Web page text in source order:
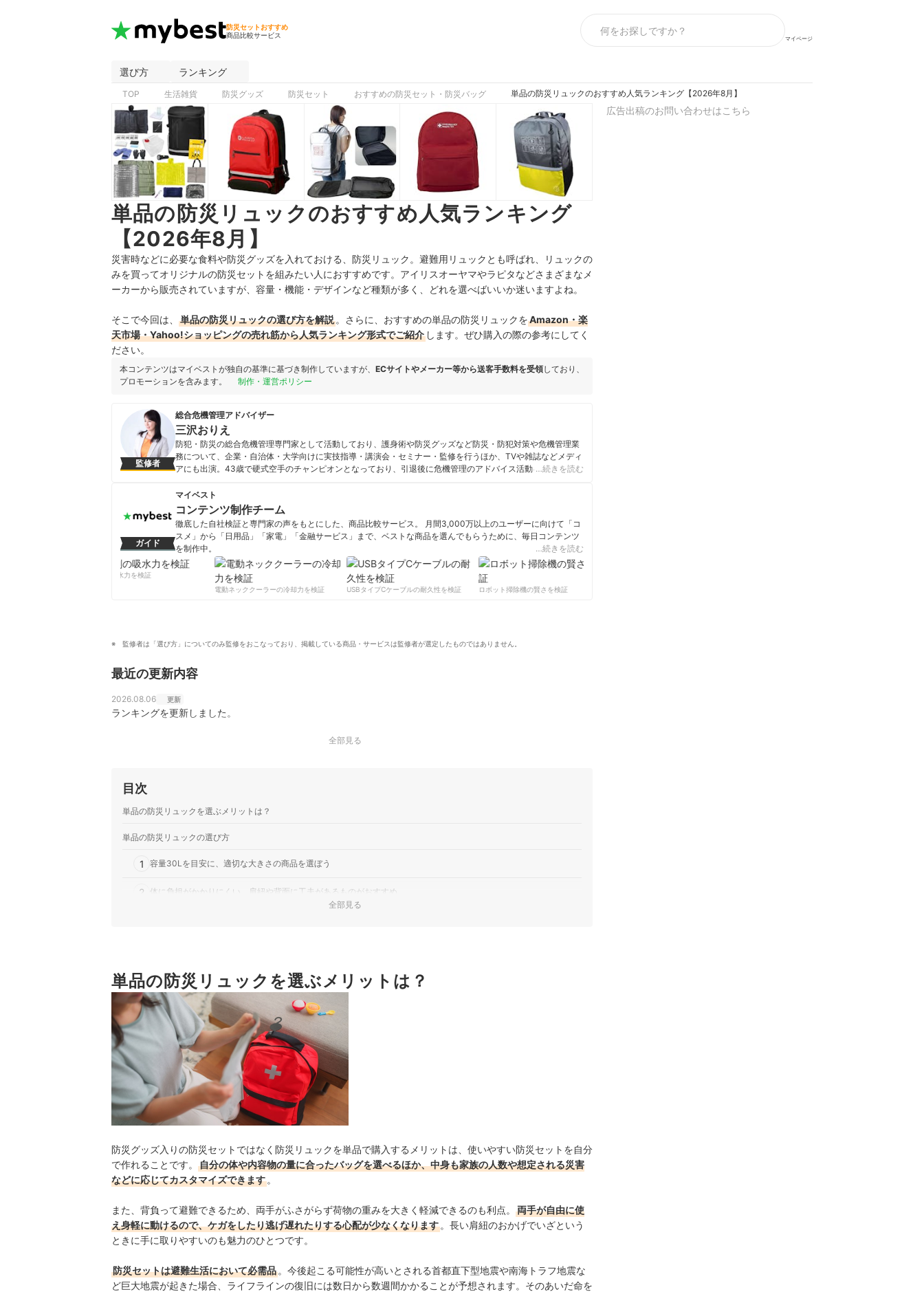
防災セットおすすめ
商品比較サービス
マイページ
選び方 ランキング
TOP 生活雑貨 防災グッズ 防災セット おすすめの防災セット・防災バッグ 単品の防災リュックのおすすめ人気ランキング【2026年8月】
単品の防災リュックのおすすめ人気ランキング
【2026年8月】
災害時などに必要な食料や防災グッズを入れておける、防災リュック。避難用リュックとも呼ばれ、リュックの
みを買ってオリジナルの防災セットを組みたい人におすすめです。アイリスオーヤマやラピタなどさまざまなメ
ーカーから販売されていますが、容量・機能・デザインなど種類が多く、どれを選べばいいか迷いますよね。
そこで今回は、 単品の防災リュックの選び方を解説 。さらに、おすすめの単品の防災リュックをAmazon・楽
天市場・Yahoo!ショッピングの売れ筋から人気ランキング形式でご紹介 します。ぜひ購入の際の参考にしてく
ださい。
本コンテンツはマイベストが独自の基準に基づき制作していますが、 ECサイトやメーカー等から送客手数料を受領しており、
プロモーションを含みます。
制作・運営ポリシー
監修者
総合危機管理アドバイザー
三沢おりえ
防犯・防災の総合危機管理専門家として活動しており、護身術や防災グッズなど防災・防犯対策や危機管理業
務について、企業・自治体・大学向けに実技指導・講演会・セミナー・監修を行うほか、TVや雑誌などメディ
アにも出演。43歳で硬式空手のチャンピオンとなっており、引退後に危機管理のアドバイス活動を開始。防
三沢おりえのプロフィール
…続きを読む
ガイド
マイベスト
コンテンツ制作チーム
徹底した自社検証と専門家の声をもとにした、商品比較サービス。 月間3,000万以上のユーザーに向けて「コ
スメ」から「日用品」「家電」「金融サービス」まで、ベストな商品を選んでもらうために、毎日コンテンツ
を制作中。
コンテンツ制作チームのプロフィール
…続きを読む
柔軟剤の吸水力を検証
電動ネッククーラーの冷却力を検証
USBタイプCケーブルの耐久性を検証 ロボット掃除機の賢さを検証
監修者は「選び方」についてのみ監修をおこなっており、掲載している商品・サービスは監修者が選定したものではありません。
最近の更新内容
2026.08.06 更新
ランキングを更新しました。
全部見る
目次
単品の防災リュックを選ぶメリットは？
単品の防災リュックの選び方
1 容量30Lを目安に、適切な大きさの商品を選ぼう
2 体に負担がかかりにくい、肩紐や背面に工夫があるものがおすすめ
単品の防災リュック全61商品おすすめ人気ランキング
購入後はどこに保管しておけばよい？
防災リュックの中身も定期的に点検しよう
単品の防災リュックの売れ筋ランキングもチェック！
全部見る
単品の防災リュックを選ぶメリットは？
防災グッズ入りの防災セットではなく防災リュックを単品で購入するメリットは、使いやすい防災セットを自分
で作れることです。
自分の体や内容物の量に合ったバッグを選べるほか、中身も家族の人数や想定される災害
などに応じてカスタマイズできます。
また、背負って避難できるため、両手がふさがらず荷物の重みを大きく軽減できるのも利点。
両手が自由に使
え身軽に動けるので、ケガをしたり逃げ遅れたりする心配が少なくなります。長い肩紐のおかげでいざという
ときに手に取りやすいのも魅力のひとつです。
防災セットは避難生活において必需品。今後起こる可能性が高いとされる首都直下型地震や南海トラフ地震な
ど巨大地震が起きた場合、ライフラインの復旧には数日から数週間かかることが予想されます。そのあいだ命を
広告出稿のお問い合わせはこちら